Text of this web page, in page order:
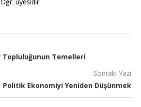
Topluluğunun Temelleri
Sonraki Yazı
Politik Ekonomiyi Yeniden Düşünmek